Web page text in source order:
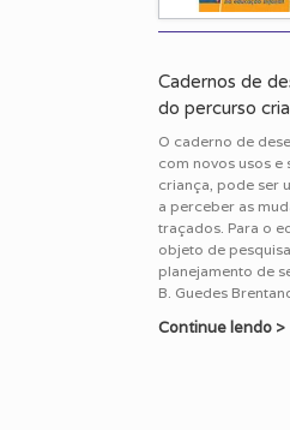
Cadernos de
do percurso
O caderno de
com novos usos e
criança, pode ser
a perceber as
traçados. Para o
objeto de
planejamento de
B. Guedes
Continue lendo >